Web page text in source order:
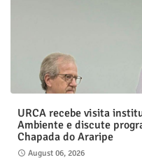
URCA recebe visita
Ambiente e discute
Chapada do Araripe
August 06, 2026